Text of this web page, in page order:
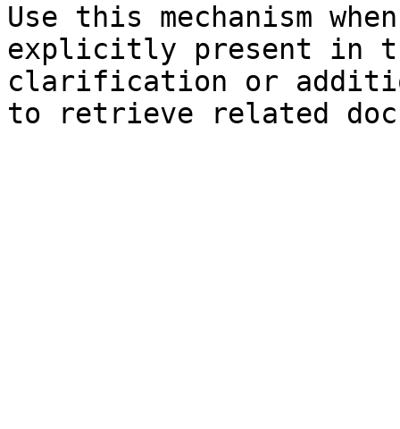
Use this mechanism
explicitly present in
clarification or